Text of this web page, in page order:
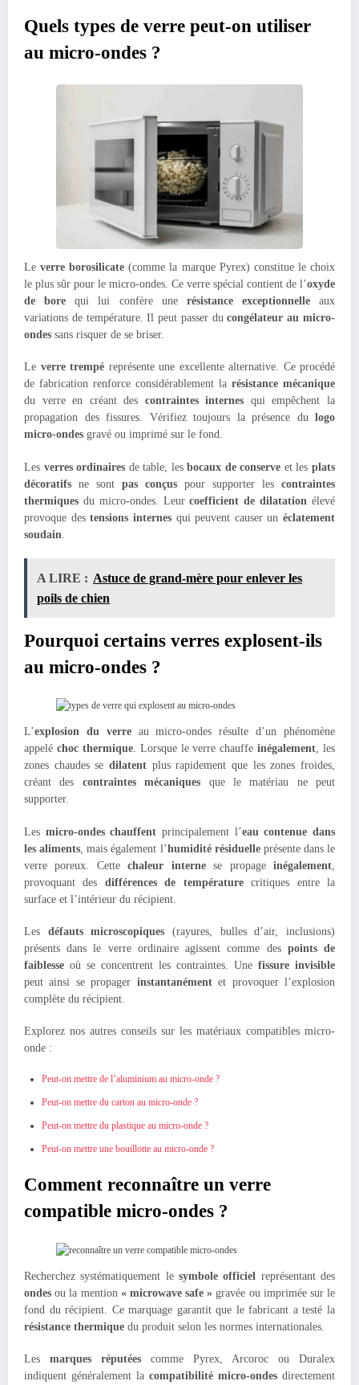
Quels types de verre peut-on utiliser
au micro-ondes ?
Leverre borosilicate (comme la marque Pyrex) constitue le choix
le plus sûr pour le micro-ondes. Ce verre spécial contient de l’oxyde
de bore qui lui confère une résistance exceptionnelleaux
variations de température. Il peut passer ducongélateur au micro-
ondes sans risquer de se briser.
Le verre trempé représente une excellente alternative. Ce procédé
de fabrication renforce considérablement la résistance mécanique
du verre en créant des contraintes internes qui empêchent la
propagation des fissures. Vérifiez toujours la présence du logo
micro-ondes gravé ou imprimé sur le fond.
Les verres ordinaires de table, lesbocaux de conserve et lesplats
décoratifs ne sont pas conçus pour supporter les contraintes
thermiques du micro-ondes. Leurcoefficient de dilatation élevé
provoque destensions internesqui peuvent causer un éclatement
soudain
A LIRE : Astuce de grand-mère pour enlever les
poils de chien
Pourquoi certains verres explosent-ils
au micro-ondes ?
L’explosion du verreau micro-ondes résulte d’un phénomène
appelé choc thermique. Lorsque le verre chauffeinégalement, les
zones chaudes se dilatent plus rapidement que les zones froides,
créant des contraintes mécaniques que le matériau ne peut
supporter.
Les micro-ondes chauffent principalement l’eau contenue dans
les aliments , mais également l’humidité résiduelleprésente dans le
verre poreux. Cettechaleur internese propageinégalement
provoquant des différences de températurecritiques entre la
surface et l’intérieur du récipient.
Les défauts microscopiques (rayures, bulles d’air, inclusions)
présents dans le verre ordinaire agissent comme des points de
faiblesse où se concentrent les contraintes. Une fissure invisible
peut ainsi se propager instantanémentet provoquer l’explosion
complète du récipient.
Explorez nos autres conseils sur les matériaux compatibles micro-
onde :
Peut-on mettre de l’aluminium au micro-onde ?
Peut-on mettre du carton au micro-onde ?
Peut-on mettre du plastique au micro-onde ?
Peut-on mettre une bouillotte au micro-onde ?
Comment reconnaître un verre
compatible micro-ondes ?
Recherchez systématiquement le symbole officiel représentant des
ondes ou la mention « microwave safe » gravée ou imprimée sur le
fond du récipient. Ce marquage garantit que le fabricant a testé la
résistance thermique du produit selon les normes internationales.
Les marques réputées comme Pyrex, Arcoroc ou Duralex
indiquent généralement la compatibilité micro-ondes directement